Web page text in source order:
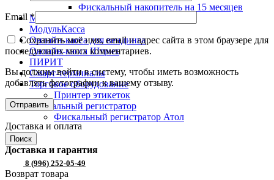
Фискальный накопитель на 15 месяцев
Мобильная онлайн-касса
МодульКасса
Онлайн-касса для вендинга
Онлайн-касса Штрих
ПИРИТ
Смарт-терминалы
Торговое оборудование
Принтер этикеток
Фискальный регистратор
Фискальный регистратор Атол
Поиск
8 (996) 252-05-49
Email*
Сохранить моё имя, email и адрес сайта в этом браузере для
последующих моих комментариев.
Вы должны войти в систему, чтобы иметь возможность
добавлять фотографии к вашему отзыву.
Доставка и оплата
Доставка и гарантия
Возврат товара